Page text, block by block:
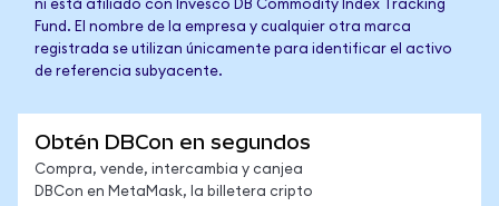
ni está afiliado con Invesco DB Commodity Index Tracking
Fund. El nombre de la empresa y cualquier otra marca
registrada se utilizan únicamente para identificar el activo
de referencia subyacente.
Obtén DBCon en segundos
Compra, vende, intercambia y canjea
DBCon en MetaMask, la billetera cripto